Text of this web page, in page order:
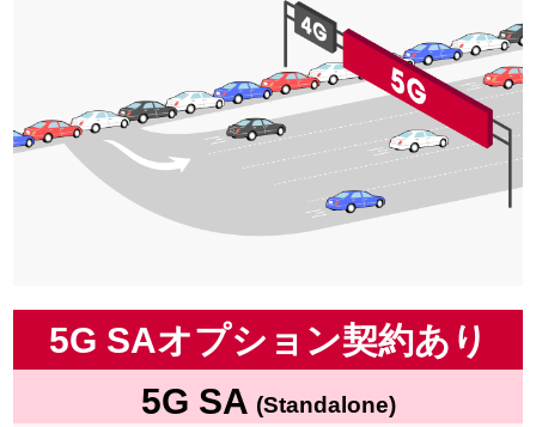
5G SAオプション契約あり
5G SA (Standalone)